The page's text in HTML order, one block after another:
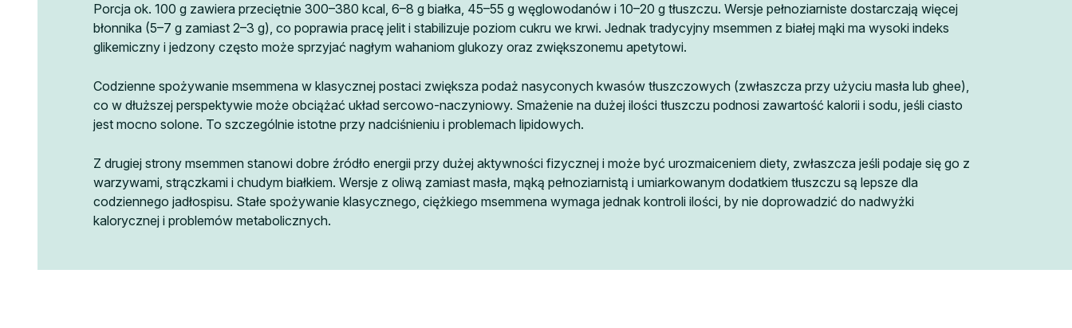
Porcja ok. 100 g zawiera przeciętnie 300–380 kcal, 6–8 g białka, 45–55 g węglowodanów i 10–20 g tłuszczu. Wersje pełnoziarniste dostarczają więcej
błonnika (5–7 g zamiast 2–3 g), co poprawia pracę jelit i stabilizuje poziom cukru we krwi. Jednak tradycyjny msemmen z białej mąki ma wysoki indeks
glikemiczny i jedzony często może sprzyjać nagłym wahaniom glukozy oraz zwiększonemu apetytowi.
Codzienne spożywanie msemmena w klasycznej postaci zwiększa podaż nasyconych kwasów tłuszczowych (zwłaszcza przy użyciu masła lub ghee),
co w dłuższej perspektywie może obciążać układ sercowo-naczyniowy. Smażenie na dużej ilości tłuszczu podnosi zawartość kalorii i sodu, jeśli ciasto
jest mocno solone. To szczególnie istotne przy nadciśnieniu i problemach lipidowych.
Z drugiej strony msemmen stanowi dobre źródło energii przy dużej aktywności fizycznej i może być urozmaiceniem diety, zwłaszcza jeśli podaje się go z
warzywami, strączkami i chudym białkiem. Wersje z oliwą zamiast masła, mąką pełnoziarnistą i umiarkowanym dodatkiem tłuszczu są lepsze dla
codziennego jadłospisu. Stałe spożywanie klasycznego, ciężkiego msemmena wymaga jednak kontroli ilości, by nie doprowadzić do nadwyżki
kalorycznej i problemów metabolicznych.